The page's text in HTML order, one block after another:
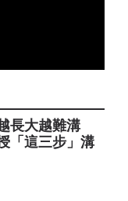
長大越難溝
「這三步」溝